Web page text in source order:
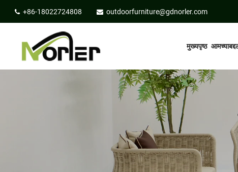
+86-18022724808 outdoorfurniture@gdnorler.com
मुख्यपृष्ठ